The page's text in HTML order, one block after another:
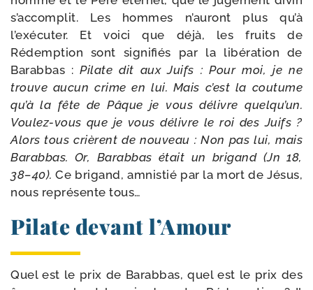
s’accomplit. Les hommes n’auront plus qu’à
l’exécuter. Et voi­ci que déjà, les fruits de
Rédemption sont signi­fiés par la libé­ra­tion de
Barabbas :Pilate dit aux Juifs : Pour moi, je ne
trouve aucun crime en lui. Mais c’est la cou­tume
qu’à la fête de Pâque je vous délivre quel­qu’un.
Voulez-​vous que je vous délivre le roi des Juifs ?
Alors tous crièrent de nou­veau : Non pas lui, mais
Barabbas. Or, Barabbas était un bri­gand (Jn 18,
38–40). Ce bri­gand, amnis­tié par la mort de Jésus,
nous repré­sente tous…
Pilate devant l’Amour
Quel est le prix de Barabbas, quel est le prix des